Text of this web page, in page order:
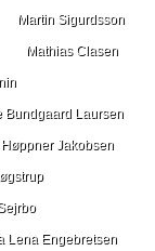
Martin Sigurdsson
Mathias Clasen
Bundgaard Laursen
Høppner Jakobsen
Lena Engebretsen